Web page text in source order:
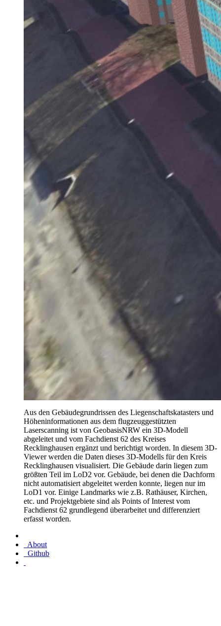
Aus den Gebäudegrundrissen des Liegenschaftskatasters und
Höheninformationen aus dem flugzeuggestützten
Laserscanning ist von GeobasisNRW ein 3D-Modell
abgeleitet und vom Fachdienst 62 des Kreises
Recklinghausen ergänzt und berichtigt worden. In diesem 3D-
Viewer werden die Daten dieses 3D-Modells für den Kreis
Recklinghausen visualisiert. Die Gebäude darin liegen zum
größten Teil im LoD2 vor. Gebäude, bei denen die Dachform
nicht automatisiert abgeleitet werden konnte, liegen nur im
LoD1 vor. Einige Landmarks wie z.B. Rathäuser, Kirchen,
etc. und Projektgebiete sind als Points of Interest vom
Fachdienst 62 grundlegend überarbeitet und differenziert
erfasst worden.
About
Github